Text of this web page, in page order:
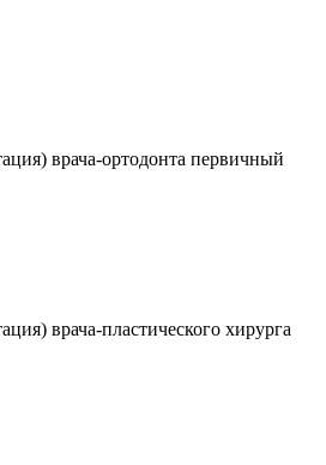
врача-ортодонта первичный
врача-пластического хирурга